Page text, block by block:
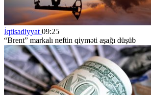
İqtisadiyyat 09:25
“Brent” markalı neftin qiyməti aşağı düşüb